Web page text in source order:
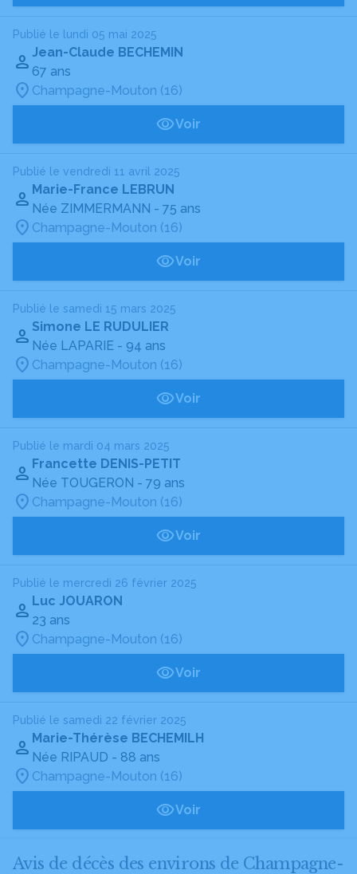
Publié le lundi 05 mai 2025
Jean-Claude BECHEMIN
67 ans
Champagne-Mouton (16)
Voir
Publié le vendredi 11 avril 2025
Marie-France LEBRUN
Née ZIMMERMANN - 75 ans
Champagne-Mouton (16)
Voir
Publié le samedi 15 mars 2025
Simone LE RUDULIER
Née LAPARIE - 94 ans
Champagne-Mouton (16)
Voir
Publié le mardi 04 mars 2025
Francette DENIS-PETIT
Née TOUGERON - 79 ans
Champagne-Mouton (16)
Voir
Publié le mercredi 26 février 2025
Luc JOUARON
23 ans
Champagne-Mouton (16)
Voir
Publié le samedi 22 février 2025
Marie-Thérèse BECHEMILH
Née RIPAUD - 88 ans
Champagne-Mouton (16)
Voir
Avis de décès des environs de Champagne-